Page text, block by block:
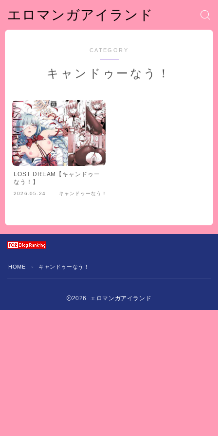
エロマンガアイランド
CATEGORY
キャンドゥーなう！
LOST DREAM【キャンドゥー
なう！】
2026.05.24 キャンドゥーなう！
HOME ＞ キャンドゥーなう！
2026 エロマンガアイランド